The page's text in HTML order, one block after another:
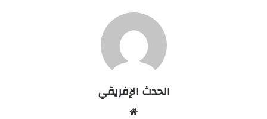
الحدث الإفريقي